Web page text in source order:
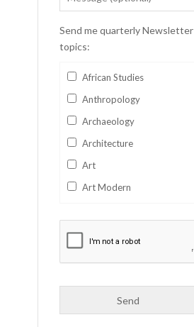
Send me quarterly Newsletter
topics:
African Studies
Anthropology
Archaeology
Architecture
Art
Art Modern
Business